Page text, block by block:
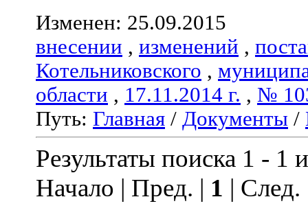
Изменен: 25.09.2015
внесении , изменений ,
Котельниковского ,
области , 17.11.2014 г. , №
Путь: Главная / Документы /
Результаты поиска 1 - 1
Начало | Пред. | 1 |